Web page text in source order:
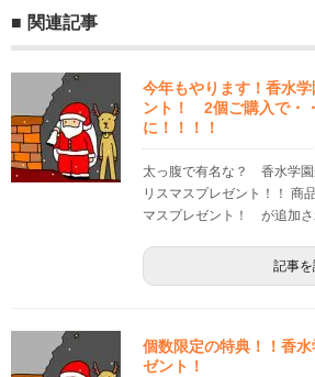
関連記事
今年もやります！香水
ント！ 2個ご購入で・
に！！！！
太っ腹で有名な？ 香水学園
リスマスプレゼント！！
マスプレゼント！ が追加さ
記事
個数限定の特典！！香
ゼント！